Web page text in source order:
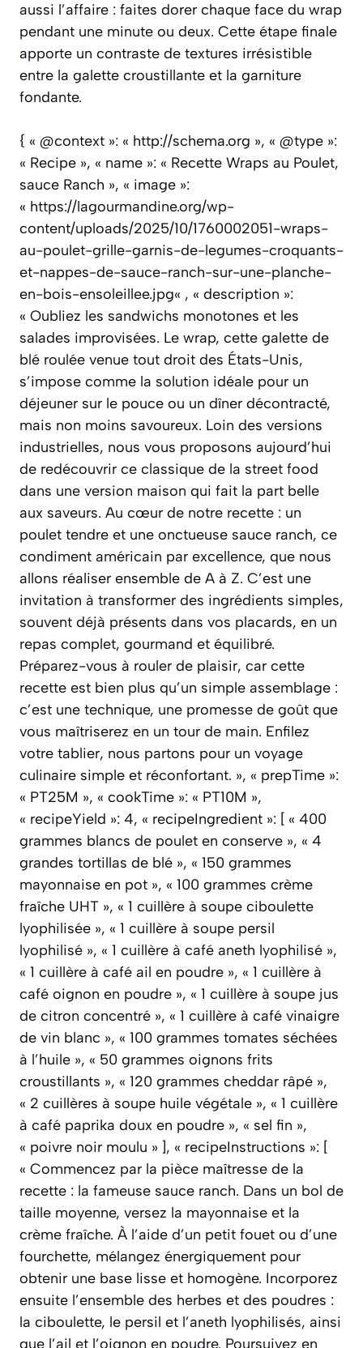
aussi l’affaire : faites dorer chaque face du wrap
pendant une minute ou deux. Cette étape finale
apporte un contraste de textures irrésistible
entre la galette croustillante et la garniture
fondante.
{ « @context »: « http://schema.org », « @type »:
« Recipe », « name »: « Recette Wraps au Poulet,
sauce Ranch », « image »:
« https://lagourmandine.org/wp-
content/uploads/2025/10/1760002051-wraps-
au-poulet-grille-garnis-de-legumes-croquants-
et-nappes-de-sauce-ranch-sur-une-planche-
en-bois-ensoleillee.jpg« , « description »:
« Oubliez les sandwichs monotones et les
salades improvisées. Le wrap, cette galette de
blé roulée venue tout droit des États-Unis,
s’impose comme la solution idéale pour un
déjeuner sur le pouce ou un dîner décontracté,
mais non moins savoureux. Loin des versions
industrielles, nous vous proposons aujourd’hui
de redécouvrir ce classique de la street food
dans une version maison qui fait la part belle
aux saveurs. Au cœur de notre recette : un
poulet tendre et une onctueuse sauce ranch, ce
condiment américain par excellence, que nous
allons réaliser ensemble de A à Z. C’est une
invitation à transformer des ingrédients simples,
souvent déjà présents dans vos placards, en un
repas complet, gourmand et équilibré.
Préparez-vous à rouler de plaisir, car cette
recette est bien plus qu’un simple assemblage :
c’est une technique, une promesse de goût que
vous maîtriserez en un tour de main. Enfilez
votre tablier, nous partons pour un voyage
culinaire simple et réconfortant. », « prepTime »:
« PT25M », « cookTime »: « PT10M »,
« recipeYield »: 4, « recipeIngredient »: [ « 400
grammes blancs de poulet en conserve », « 4
grandes tortillas de blé », « 150 grammes
mayonnaise en pot », « 100 grammes crème
fraîche UHT », « 1 cuillère à soupe ciboulette
lyophilisée », « 1 cuillère à soupe persil
lyophilisé », « 1 cuillère à café aneth lyophilisé »,
« 1 cuillère à café ail en poudre », « 1 cuillère à
café oignon en poudre », « 1 cuillère à soupe jus
de citron concentré », « 1 cuillère à café vinaigre
de vin blanc », « 100 grammes tomates séchées
à l’huile », « 50 grammes oignons frits
croustillants », « 120 grammes cheddar râpé »,
« 2 cuillères à soupe huile végétale », « 1 cuillère
à café paprika doux en poudre », « sel fin »,
« poivre noir moulu » ], « recipeInstructions »: [
« Commencez par la pièce maîtresse de la
recette : la fameuse sauce ranch. Dans un bol de
taille moyenne, versez la mayonnaise et la
crème fraîche. À l’aide d’un petit fouet ou d’une
fourchette, mélangez énergiquement pour
obtenir une base lisse et homogène. Incorporez
ensuite l’ensemble des herbes et des poudres :
la ciboulette, le persil et l’aneth lyophilisés, ainsi
que l’ail et l’oignon en poudre. Poursuivez en